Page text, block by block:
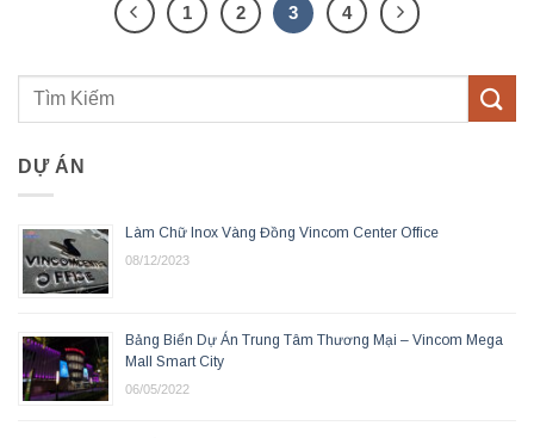
1 2 3 4
DỰ ÁN
Làm Chữ Inox Vàng Đồng Vincom Center Office
08/12/2023
Bảng Biển Dự Án Trung Tâm Thương Mại – Vincom Mega
Mall Smart City
06/05/2022